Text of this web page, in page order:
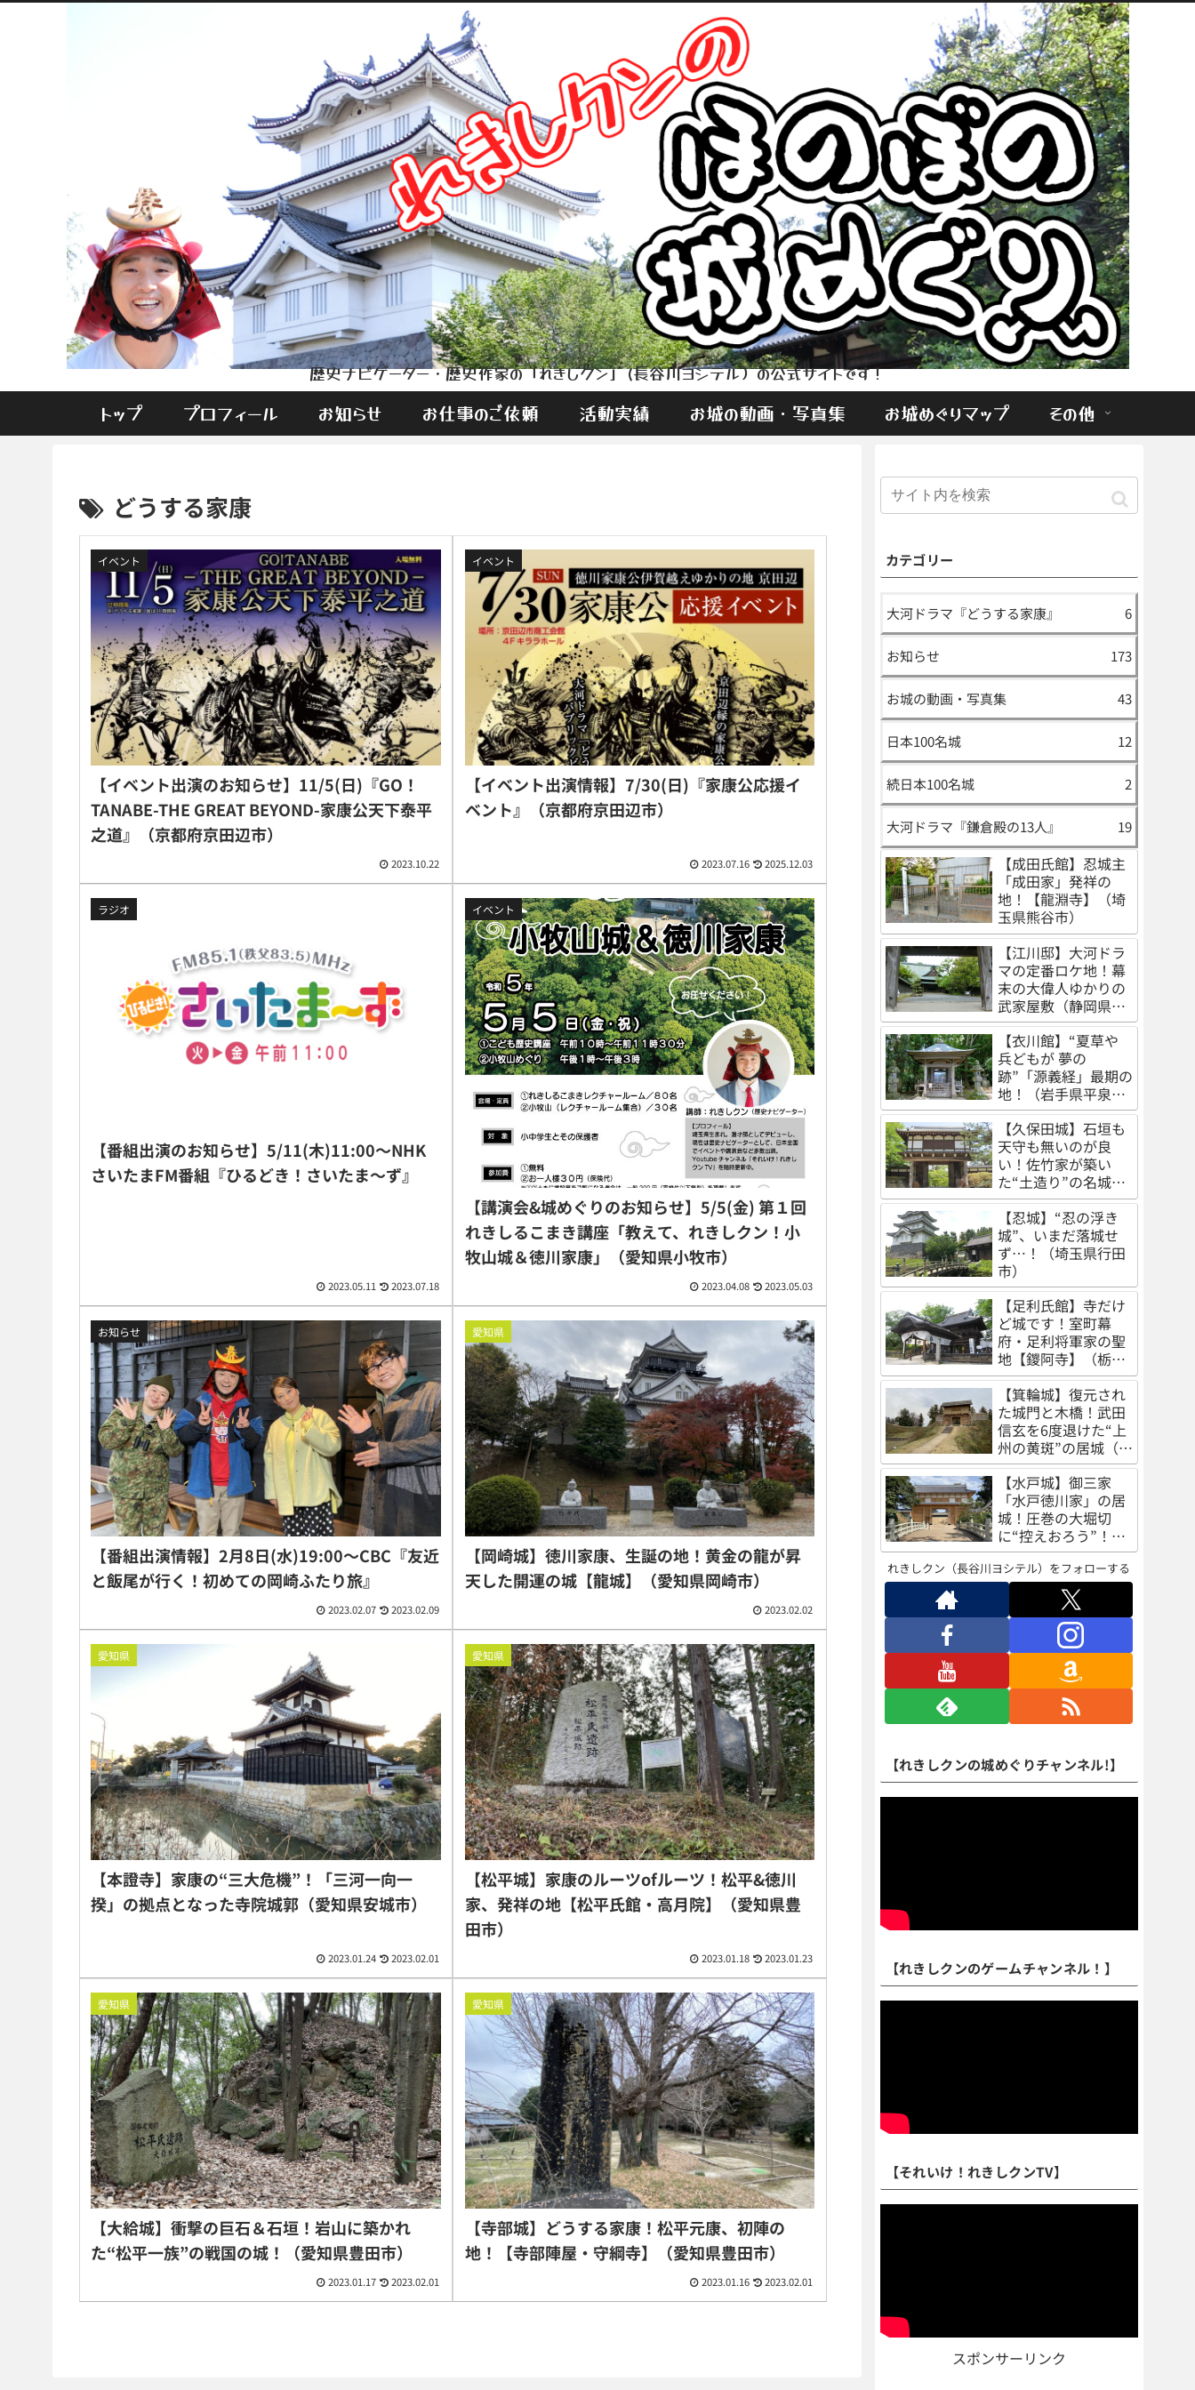
歴史ナビゲーター・歴史作家の「れきしクン」(長谷川ヨシテル）の公式サイトです！
トップ プロフィール お知らせ お仕事のご依頼 活動実績 お城の動画・写真集 お城めぐりマップ その他
どうする家康
イベント
【イベント出演のお知らせ】11/5(日)『GO！
TANABE-THE GREAT BEYOND-家康公天下泰平
之道』（京都府京田辺市）
2023.10.22
イベント
【イベント出演情報】7/30(日)『家康公応援イ
ベント』（京都府京田辺市）
2023.07.16 2025.12.03
ラジオ
【番組出演のお知らせ】5/11(木)11:00〜NHK
さいたまFM番組『ひるどき！さいたま〜ず』
2023.05.11 2023.07.18
イベント
【講演会&城めぐりのお知らせ】5/5(金) 第１回
れきしるこまき講座「教えて、れきしクン！小
牧山城＆徳川家康」（愛知県小牧市）
2023.04.08 2023.05.03
お知らせ
【番組出演情報】2月8日(水)19:00〜CBC『友近
と飯尾が行く！初めての岡崎ふたり旅』
2023.02.07 2023.02.09
愛知県
【岡崎城】徳川家康、生誕の地！黄金の龍が昇
天した開運の城【龍城】（愛知県岡崎市）
2023.02.02
愛知県
【本證寺】家康の“三大危機”！「三河一向一
揆」の拠点となった寺院城郭（愛知県安城市）
2023.01.24 2023.02.01
愛知県
【松平城】家康のルーツofルーツ！松平&徳川
家、発祥の地【松平氏館・高月院】（愛知県豊
田市）
2023.01.18 2023.01.23
愛知県
【大給城】衝撃の巨石＆石垣！岩山に築かれ
た“松平一族”の戦国の城！（愛知県豊田市）
2023.01.17 2023.02.01
愛知県
【寺部城】どうする家康！松平元康、初陣の
地！【寺部陣屋・守綱寺】（愛知県豊田市）
2023.01.16 2023.02.01
カテゴリー
大河ドラマ『どうする家康』 6
お知らせ 173
お城の動画・写真集 43
日本100名城 12
続日本100名城 2
大河ドラマ『鎌倉殿の13人』 19
【成田氏館】忍城主
「成田家」発祥の
地！【龍淵寺】（埼
玉県熊谷市）
【江川邸】大河ドラ
マの定番ロケ地！幕
末の大偉人ゆかりの
武家屋敷（静岡県伊
豆の国市）
【衣川館】“夏草や
兵どもが 夢の
跡”「源義経」最期の
地！（岩手県平泉
町）
【久保田城】石垣も
天守も無いのが良
い！佐竹家が築い
た“土造り”の名城
（秋田県秋田市）
【忍城】“忍の浮き
城”、いまだ落城せ
ず…！（埼玉県行田
市）
【足利氏館】寺だけ
ど城です！室町幕
府・足利将軍家の聖
地【鑁阿寺】（栃木
県足利市）
【箕輪城】復元され
た城門と木橋！武田
信玄を6度退けた“上
州の黄斑”の居城（群
馬県高崎市）
【水戸城】御三家
「水戸徳川家」の居
城！圧巻の大堀切
に“控えおろう”！
（茨城県水戸市）
れきしクン（長谷川ヨシテル）をフォローする
【れきしクンの城めぐりチャンネル!】
【れきしクンのゲームチャンネル！】
【それいけ！れきしクンTV】
スポンサーリンク